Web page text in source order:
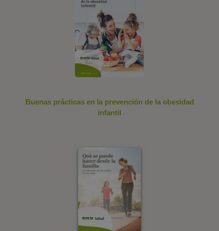
Buenas prácticas en la prevención de la obesidad
infantil